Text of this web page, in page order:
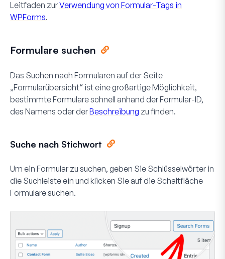
Leitfaden zurVerwendung von Formular-Tags in
WPForms.
Formulare suchen
Das Suchen nach Formularen auf der Seite
„Formularübersicht“ ist eine großartige Möglichkeit,
bestimmte Formulare schnell anhand der Formular-ID,
des Namens oder derBeschreibung zu finden.
Suche nach Stichwort
Um ein Formular zu suchen, geben Sie Schlüsselwörter in
die Suchleiste ein und klicken Sie auf die Schaltfläche
Formulare suchen.